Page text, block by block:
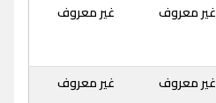
غير معروف غير معروف
غير معروف غير معروف